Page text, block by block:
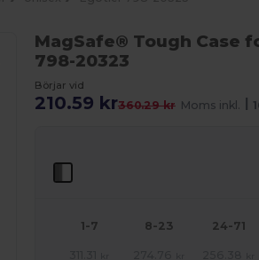
MagSafe® Tough Case
798-20323
Börjar vid
210.59 kr360.29 kr Moms inkl. |
1-7 8-23 24-71